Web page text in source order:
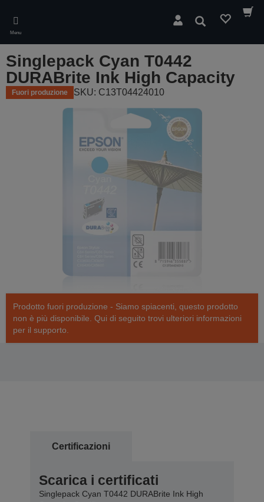
main
content
Menu
Cerca
Singlepack Cyan T0442
DURABrite Ink High Capacity
Fuori produzione SKU: C13T04424010
Prodotto fuori produzione - Siamo spiacenti, questo prodotto
non è più disponibile. Qui di seguito trovi ulteriori informazioni
per il supporto.
Certificazioni
Scarica i certificati
Singlepack Cyan T0442 DURABrite Ink High